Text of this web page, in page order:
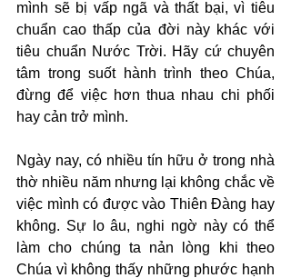
mình sẽ bị vấp ngã và thất bại, vì tiêu
chuẩn cao thấp của đời này khác với
tiêu chuẩn Nước Trời. Hãy cứ chuyên
tâm trong suốt hành trình theo Chúa,
đừng để việc hơn thua nhau chi phối
hay cản trở mình.
Ngày nay, có nhiều tín hữu ở trong nhà
thờ nhiều năm nhưng lại không chắc về
việc mình có được vào Thiên Đàng hay
không. Sự lo âu, nghi ngờ này có thể
làm cho chúng ta nản lòng khi theo
Chúa vì không thấy những phước hạnh